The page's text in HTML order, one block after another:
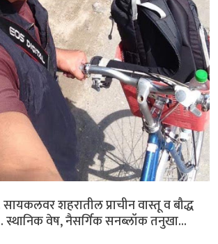
शहरातील प्राचीन वास्तू व बौद्ध
स्थानिक वेष, नैसर्गिक सनब्लॉक तनुखा...